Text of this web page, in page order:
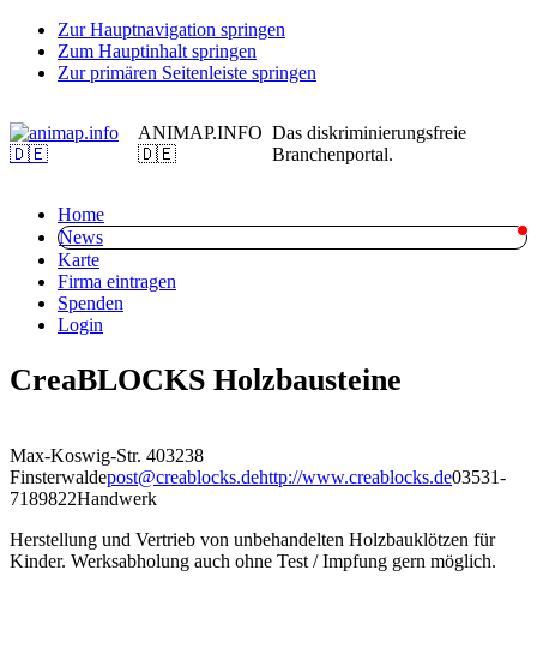
Zur Hauptnavigation springen
Zum Hauptinhalt springen
Zur primären Seitenleiste springen
ANIMAP.INFO
🇩🇪
Das diskriminierungsfreie
Branchenportal.
Home
News
Karte
Firma eintragen
Spenden
Login
CreaBLOCKS Holzbausteine
Max-Koswig-Str. 403238
Finsterwaldepost@creablocks.dehttp://www.creablocks.de03531-
7189822Handwerk
Herstellung und Vertrieb von unbehandelten Holzbauklötzen für
Kinder. Werksabholung auch ohne Test / Impfung gern möglich.